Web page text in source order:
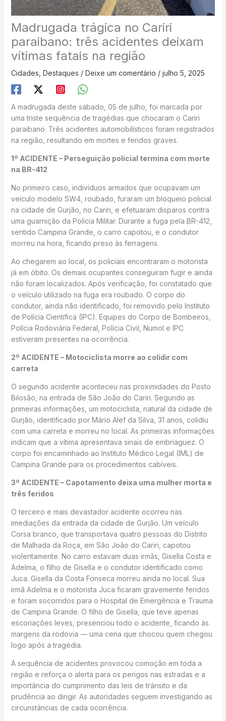
Madrugada trágica no Cariri
paraibano: três acidentes deixam
vítimas fatais na região
Cidades Destaques / Deixe um comentário / julho 5, 2025
A madrugada deste sábado, 05 de julho, foi marcada por
uma triste sequência de tragédias que chocaram o Cariri
paraibano. Três acidentes automobilísticos foram registrados
na região, resultando em mortes e feridos graves.
1º ACIDENTE – Perseguição policial termina com morte
na BR-412
No primeiro caso, indivíduos armados que ocupavam um
veículo modelo SW4, roubado, furaram um bloqueio policial
na cidade de Gurjão, no Cariri, e efetuaram disparos contra
uma guarnição da Polícia Militar. Durante a fuga pela BR-412,
sentido Campina Grande, o carro capotou, e o condutor
morreu na hora, ficando preso às ferragens.
Ao chegarem ao local, os policiais encontraram o motorista
já em óbito. Os demais ocupantes conseguiram fugir e ainda
não foram localizados. Após verificação, foi constatado que
o veículo utilizado na fuga era roubado. O corpo do
condutor, ainda não identificado, foi removido pelo Instituto
de Polícia Científica (IPC). Equipes do Corpo de Bombeiros,
Polícia Rodoviária Federal, Polícia Civil, Numol e IPC
estiveram presentes na ocorrência.
2º ACIDENTE – Motociclista morre ao colidir com
carreta
O segundo acidente aconteceu nas proximidades do Posto
Bilosão, na entrada de São João do Cariri. Segundo as
primeiras informações, um motociclista, natural da cidade de
Gurjão, identificado por Mário Alef da Silva, 31 anos, colidiu
com uma carreta e morreu no local. As primeiras informações
indicam que a vítima apresentava sinais de embriaguez. O
corpo foi encaminhado ao Instituto Médico Legal (IML) de
Campina Grande para os procedimentos cabíveis.
3º ACIDENTE – Capotamento deixa uma mulher morta e
três feridos
O terceiro e mais devastador acidente ocorreu nas
imediações da entrada da cidade de Gurjão. Um veículo
Corsa branco, que transportava quatro pessoas do Distrito
de Malhada da Roça, em São João do Cariri, capotou
violentamente. No carro estavam duas irmãs, Gisella Costa e
Adelma, o filho de Gisella e o condutor identificado como
Juca. Gisella da Costa Fonseca morreu ainda no local. Sua
irmã Adelma e o motorista Juca ficaram gravemente feridos
e foram socorridos para o Hospital de Emergência e Trauma
de Campina Grande. O filho de Gisella, que teve apenas
escoriações leves, presenciou todo o acidente, ficando às
margens da rodovia — uma cena que chocou quem chegou
logo após a tragédia.
A sequência de acidentes provocou comoção em toda a
região e reforça o alerta para os perigos nas estradas e a
importância do cumprimento das leis de trânsito e da
prudência ao dirigir. As autoridades seguem investigando as
circunstâncias de cada ocorrência.